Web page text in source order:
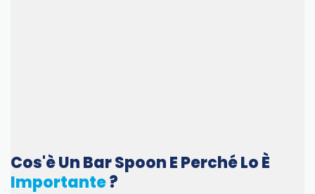
Cos'è Un Bar Spoon E Perché Lo È
Importante?